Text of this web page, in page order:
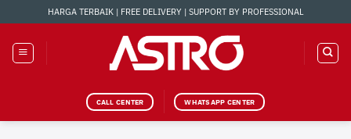
to
content
HARGA TERBAIK | FREE DELIVERY | SUPPORT BY PROFESSIONAL
CALL CENTER WHATSAPP CENTER